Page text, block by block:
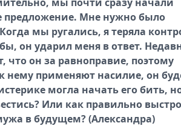
предложение. Мне нужно было
мы ругались, я теряла
он ударил меня в ответ.
что он за равноправие, поэтому
нему применяют насилие, он
могла начать его бить,
Или как правильно
в будущем? (Александра)